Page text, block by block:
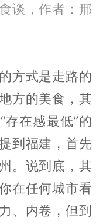
谈 ，作者：邢
方式是走路的
方的美食，其
在感最低”的
到福建，首先
。说到底，其
在任何城市看
、内卷，但到